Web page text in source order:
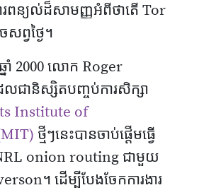
ពន្យល់ដ៏សាមញ្ញអំពីថាតើ Tor
សព្វថ្ងៃ។
ាំ 2000 លោក Roger
ជានិស្សិតបញ្ចប់ការសិក្សា
Institute of
ថ្មីៗនេះបានចាប់ផ្តើមធ្វើ
onion routing ជាមួយ
។ ដើម្បីបែងចែកការងារ